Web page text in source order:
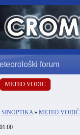
forum
METEO VODIČ
SINOPTIKA» METEO VODIČ